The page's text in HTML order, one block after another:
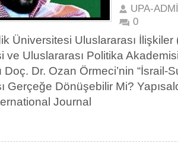
UPA-
0
Üniversitesi Uluslararası
ve Uluslararası Politika
Dr. Ozan Örmeci’nin “İsrail-
Gerçeğe Dönüşebilir Mi?
Journal